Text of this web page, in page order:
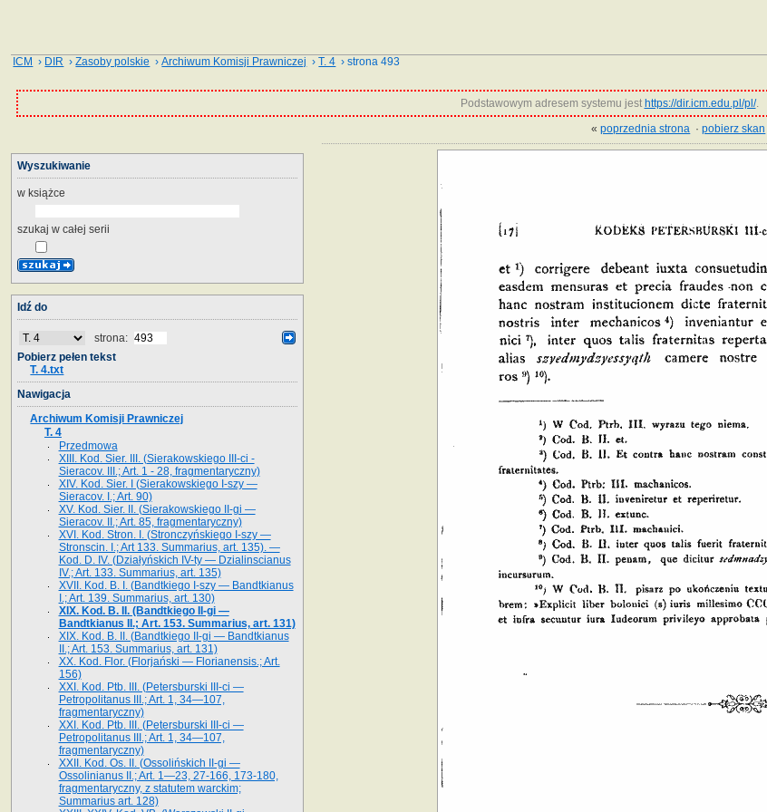
ICM › DIR ›Zasoby polskie ›Archiwum Komisji Prawniczej ›T. 4 › strona 493
Podstawowym adresem systemu jest https://dir.icm.edu.pl/pl/.
«poprzednia strona ·pobierz skan
Wyszukiwanie
w książce
szukaj w całej serii
Idź do
strona:
Pobierz pełen tekst
T. 4.txt
Nawigacja
Archiwum Komisji Prawniczej
T. 4
Przedmowa
XIII. Kod. Sier. III. (Sierakowskiego III-ci -
Sieracov. III.; Art. 1 - 28, fragmentaryczny)
XIV. Kod. Sier. I (Sierakowskiego I-szy —
Sieracov. I.; Art. 90)
XV. Kod. Sier. II. (Sierakowskiego II-gi —
Sieracov. II.; Art. 85, fragmentaryczny)
XVI. Kod. Stron. I. (Stronczyńskiego I-szy —
Stronscin. I.; Art 133. Summarius, art. 135). —
Kod. D. IV. (Działyńskich IV-ty — Dzialinscianus
IV.; Art. 133. Summarius, art. 135)
XVII. Kod. B. I. (Bandtkiego I-szy — Bandtkianus
I.; Art. 139. Summarius, art. 130)
XIX. Kod. B. II. (Bandtkiego II-gi —
Bandtkianus II.; Art. 153. Summarius, art. 131)
XIX. Kod. B. II. (Bandtkiego II-gi — Bandtkianus
II.; Art. 153. Summarius, art. 131)
XX. Kod. Flor. (Florjański — Florianensis.; Art.
156)
XXI. Kod. Ptb. III. (Petersburski III-ci —
Petropolitanus III.; Art. 1, 34—107,
fragmentaryczny)
XXI. Kod. Ptb. III. (Petersburski III-ci —
Petropolitanus III.; Art. 1, 34—107,
fragmentaryczny)
XXII. Kod. Os. II. (Ossolińskich II-gi —
Ossolinianus II.; Art. 1—23, 27-166, 173-180,
fragmentaryczny, z statutem warckim;
Summarius art. 128)